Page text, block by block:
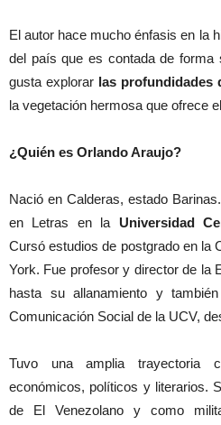
El autor hace mucho énfasis en la
del país que es contada de forma
gusta explorar las profundidades
la vegetación hermosa que ofrece
¿Quién es Orlando Araujo?
Nació en Calderas, estado
en Letras en la Universidad
Cursó estudios de postgrado en la
York. Fue profesor y director de la
hasta su allanamiento y
Comunicación Social de la UCV,
Tuvo una amplia trayectoria
económicos, políticos y literarios.
de El Venezolano y como